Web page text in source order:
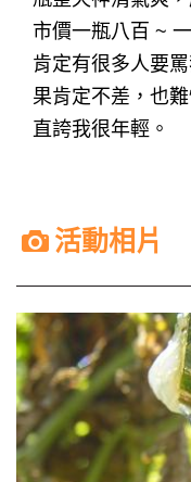
市價一瓶八百 ~
肯定有很多人要
果肯定不差，也
直誇我很年輕。
活動相片